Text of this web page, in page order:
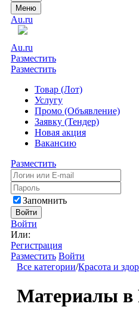
Меню
Au.ru
Au.ru
Разместить
Разместить
Товар (Лот)
Услугу
Промо (Объявление)
Заявку (Тендер)
Новая акция
Вакансию
Разместить
Запомнить
Войти
Войти
Или:
Регистрация
Разместить Войти
Все категории/Красота и
Материалы в